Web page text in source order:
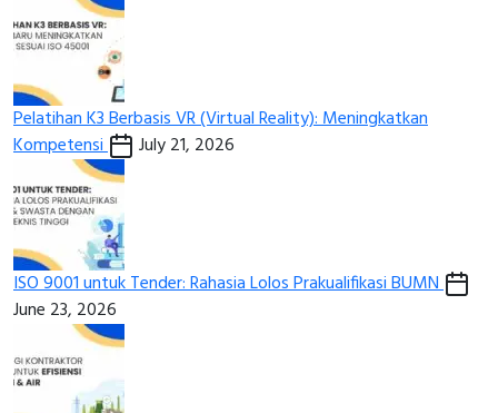
Pelatihan K3 Berbasis VR (Virtual Reality): Meningkatkan
Kompetensi
July 21, 2026
ISO 9001 untuk Tender: Rahasia Lolos Prakualifikasi BUMN
June 23, 2026